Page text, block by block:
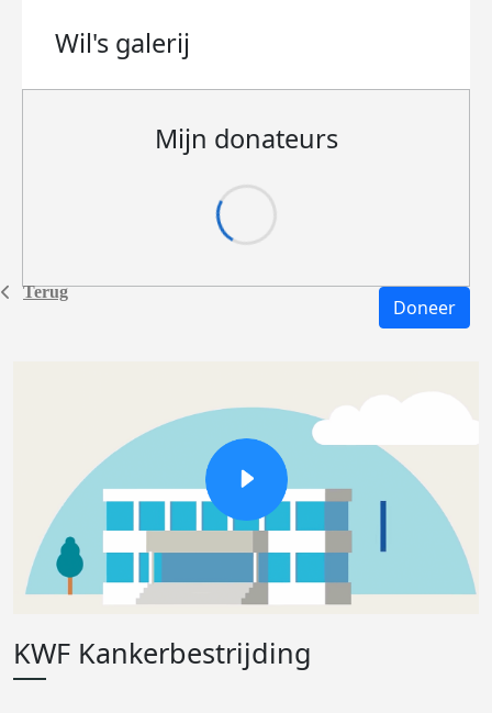
Terug
Wil's galerij
Mijn donateurs
Doneer
KWF Kankerbestrijding